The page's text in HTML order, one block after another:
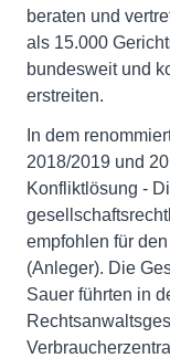
beraten und
als 15.000
bundesweit und
erstreiten.
In dem
2018/2019 und
Konfliktlösung -
empfohlen für
(Anleger). Die
Sauer führten in